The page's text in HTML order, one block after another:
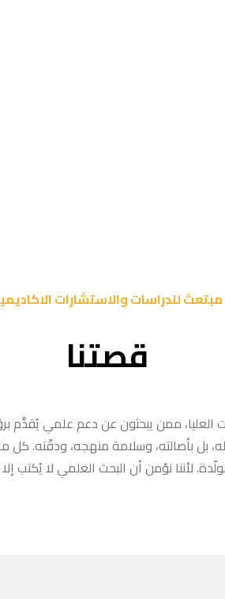
مبتعث للدراسات والاستشارات
قصتنا
ممن يبحثون عن دعم علمي يُقدَّم
بل بأصالته، وسلامة منهجه،
لأننا نؤمن أن البحث العلمي لا يُكتب